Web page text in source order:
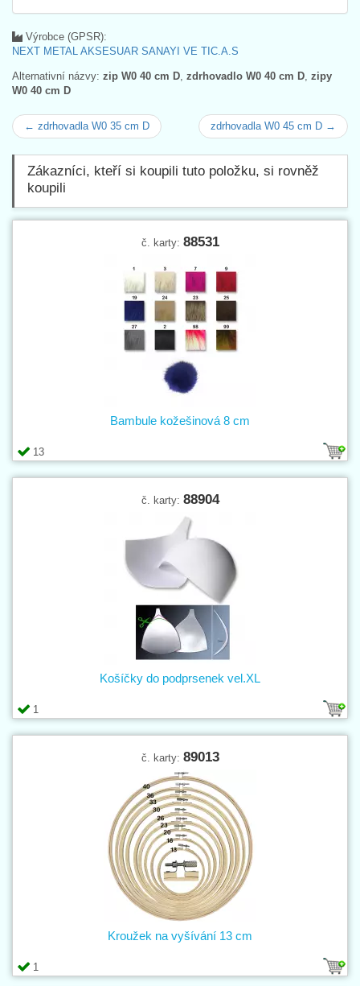
Výrobce (GPSR):
NEXT METAL AKSESUAR SANAYI VE TIC.A.S
Alternativní názvy: zip W0 40 cm D zdrhovadlo W0 40 cm D zipy
W0 40 cm D
← zdrhovadla W0 35 cm D zdrhovadla W0 45 cm D →
Zákazníci, kteří si koupili tuto položku, si rovněž
koupili
č. karty: 88531
13
Bambule kožešinová 8 cm
č. karty: 88904
1
Košíčky do podprsenek vel.XL
č. karty: 89013
1
Kroužek na vyšívání 13 cm